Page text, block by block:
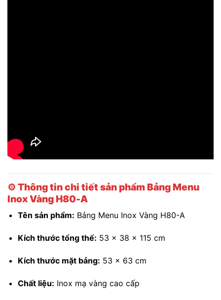
⚙️ Thông tin chi tiết sản phẩm Bảng Menu
Inox Vàng H80-A
Tên sản phẩm: Bảng Menu Inox Vàng H80-A
Kích thước tổng thể: 53 x 38 x 115 cm
Kích thước mặt bảng: 53 x 63 cm
Chất liệu: Inox mạ vàng cao cấp